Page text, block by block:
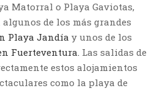
Matorral o Playa Gaviotas,
de los más grandes
Playa Jandía y unos de los
Fuerteventura. Las salidas de
estos alojamientos
como la playa de